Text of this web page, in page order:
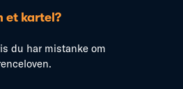
et kartel?
du har mistanke om